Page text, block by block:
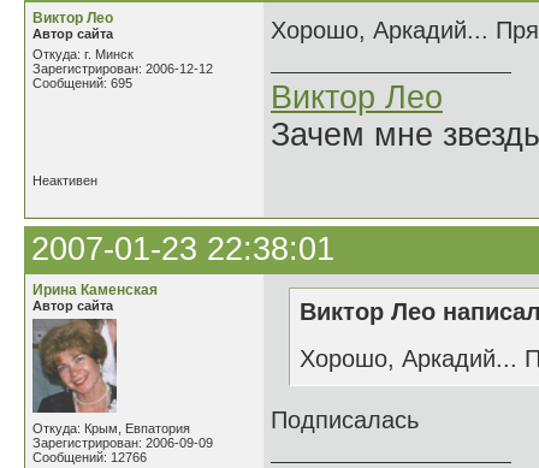
Виктор Лео
Автор сайта
Откуда: г. Минск
Зарегистрирован: 2006-12-12
Сообщений: 695
Хорошо, Аркадий...
Виктор Лео
Зачем мне
Неактивен
2007-01-23 22:38:01
Ирина Каменская
Автор сайта
Откуда: Крым, Евпатория
Зарегистрирован: 2006-09-09
Сообщений: 12766
Виктор Лео
Хорошо, Аркадий...
Подписалась